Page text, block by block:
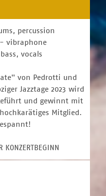
percussion
vibraphone
vocals
von Pedrotti und
Jazztage 2023 wird
und gewinnt mit
Mitglied.
KONZERTBEGINN